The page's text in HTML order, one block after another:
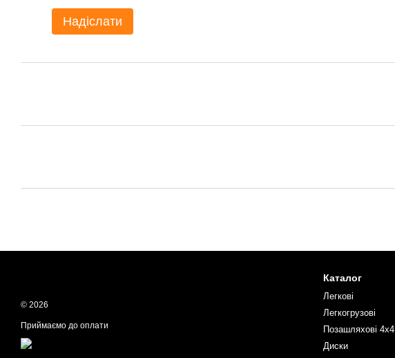
Надіслати
© 2026
Приймаємо до оплати
Каталог
Легкові
Легкогрузові
Позашляхові 4х4
Диски